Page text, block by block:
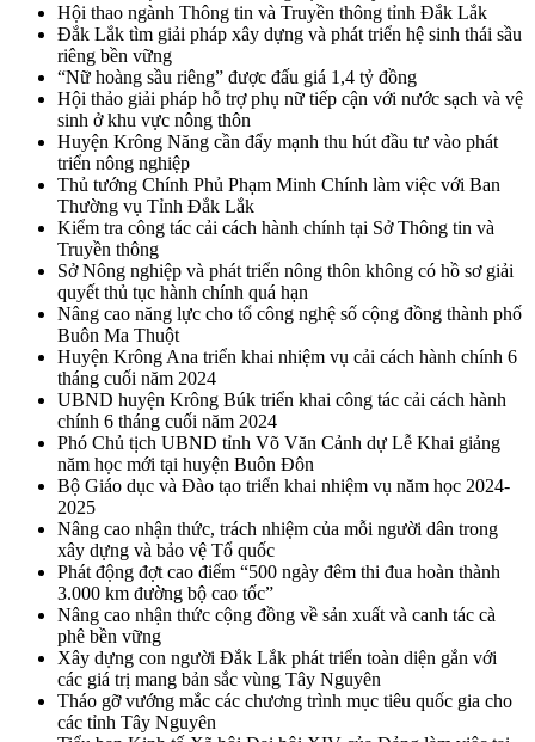
Hội thao ngành Thông tin và Truyền thông tỉnh Đắk Lắk
Đắk Lắk tìm giải pháp xây dựng và phát triển hệ sinh thái sầu
riêng bền vững
“Nữ hoàng sầu riêng” được đấu giá 1,4 tỷ đồng
Hội thảo giải pháp hỗ trợ phụ nữ tiếp cận với nước sạch và vệ
sinh ở khu vực nông thôn
Huyện Krông Năng cần đẩy mạnh thu hút đầu tư vào phát
triển nông nghiệp
Thủ tướng Chính Phủ Phạm Minh Chính làm việc với Ban
Thường vụ Tỉnh Đắk Lắk
Kiểm tra công tác cải cách hành chính tại Sở Thông tin và
Truyền thông
Sở Nông nghiệp và phát triển nông thôn không có hồ sơ giải
quyết thủ tục hành chính quá hạn
Nâng cao năng lực cho tổ công nghệ số cộng đồng thành phố
Buôn Ma Thuột
Huyện Krông Ana triển khai nhiệm vụ cải cách hành chính 6
tháng cuối năm 2024
UBND huyện Krông Búk triển khai công tác cải cách hành
chính 6 tháng cuối năm 2024
Phó Chủ tịch UBND tỉnh Võ Văn Cảnh dự Lễ Khai giảng
năm học mới tại huyện Buôn Đôn
Bộ Giáo dục và Đào tạo triển khai nhiệm vụ năm học 2024-
2025
Nâng cao nhận thức, trách nhiệm của mỗi người dân trong
xây dựng và bảo vệ Tổ quốc
Phát động đợt cao điểm “500 ngày đêm thi đua hoàn thành
3.000 km đường bộ cao tốc”
Nâng cao nhận thức cộng đồng về sản xuất và canh tác cà
phê bền vững
Xây dựng con người Đắk Lắk phát triển toàn diện gắn với
các giá trị mang bản sắc vùng Tây Nguyên
Tháo gỡ vướng mắc các chương trình mục tiêu quốc gia cho
các tỉnh Tây Nguyên